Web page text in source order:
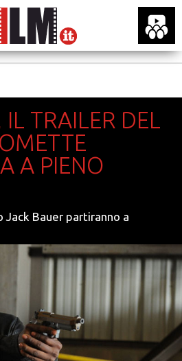
TRAILER DEL
A PIENO
Jack Bauer partiranno a